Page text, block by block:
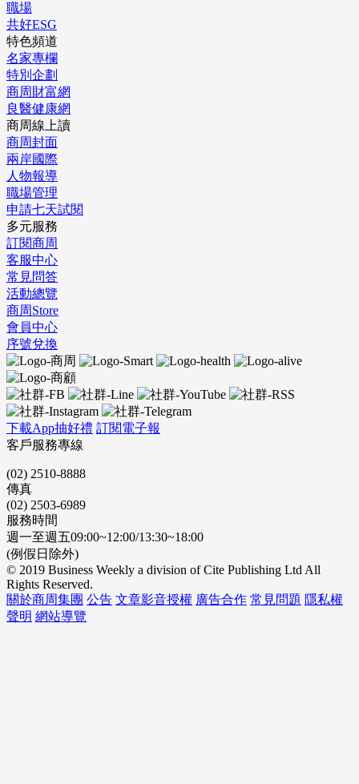
職場
共好ESG
特色頻道
名家專欄
特別企劃
商周財富網
良醫健康網
商周線上讀
商周封面
兩岸國際
人物報導
職場管理
申請七天試閱
多元服務
訂閱商周
客服中心
常見問答
活動總覽
商周Store
會員中心
序號兌換
下載App抽好禮 訂閱電子報
客戶服務專線
(02) 2510-8888
傳真
(02) 2503-6989
服務時間
週一至週五09:00~12:00/13:30~18:00
(例假日除外)
© 2019 Business Weekly a division of Cite Publishing Ltd All
Rights Reserved.
關於商周集團 公告 文章影音授權 廣告合作 常見問題 隱私權
聲明 網站導覽